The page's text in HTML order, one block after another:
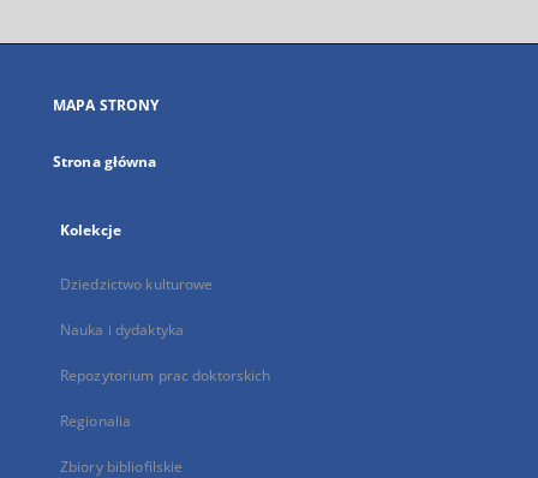
się
karcie
MAPA STRONY
Strona główna
Kolekcje
Dziedzictwo kulturowe
Nauka i dydaktyka
Repozytorium prac doktorskich
Regionalia
Zbiory bibliofilskie